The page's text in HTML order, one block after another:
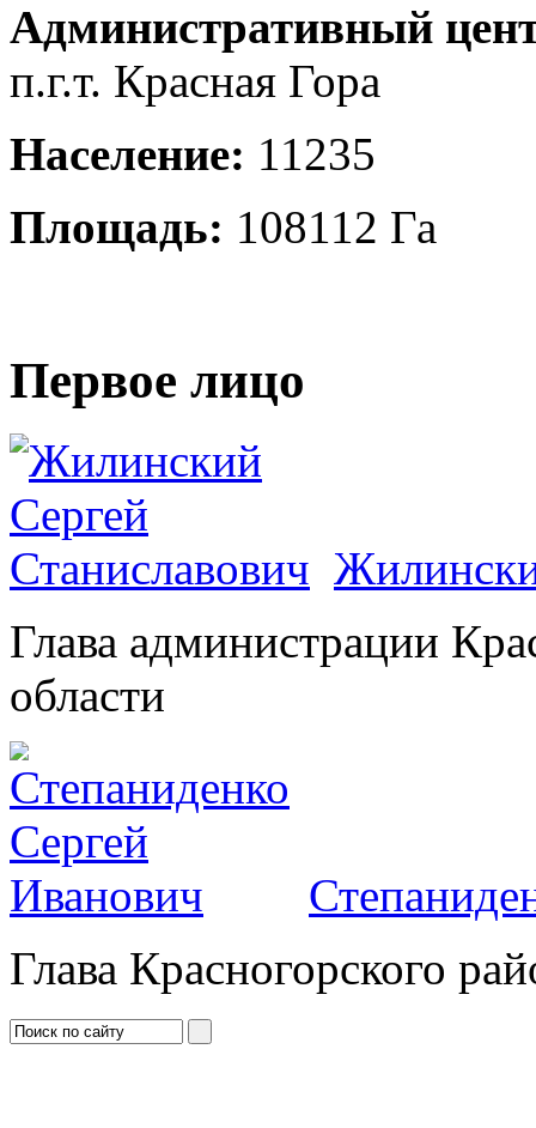
Административный
п.г.т. Красная Гора
Население: 11235
Площадь: 108112 Га
Первое лицо
Глава администрации
области
Глава Красногорского